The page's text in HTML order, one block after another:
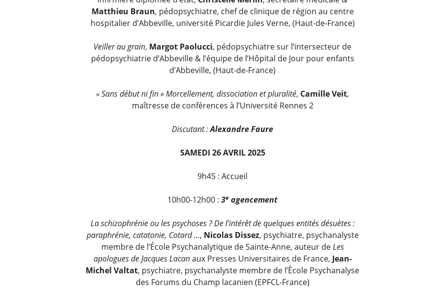
Matthieu Braun, pédopsychiatre, chef de clinique de région au centre
hospitalier d’Abbeville, université Picardie Jules Verne, (Haut-de-France)
Veiller au grain, Margot Paolucci, pédopsychiatre sur l’intersecteur de
pédopsychiatrie d’Abbeville & l’équipe de l’Hôpital de Jour pour enfants
d’Abbeville, (Haut-de-France)
« Sans début ni fin » Morcellement, dissociation et pluralité, Camille Veit,
maîtresse de conférences à l’Université Rennes 2
Discutant :Alexandre Faure
SAMEDI 26 AVRIL 2025
9h45 : Accueil
10h00-12h00 : 3e agencement
La schizophrénie ou les psychoses ? De l’intérêt de quelques entités désuètes :
paraphrénie, catatonie, Cotard …, Nicolas Dissez, psychiatre, psychanalyste
membre de l’École Psychanalytique de Sainte-Anne, auteur deLes
apologues de Jacques Lacanaux Presses Universitaires de France, Jean-
Michel Valtat, psychiatre, psychanalyste membre de l’École Psychanalyse
des Forums du Champ lacanien (EPFCL-France)